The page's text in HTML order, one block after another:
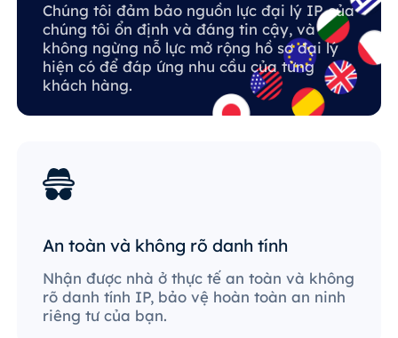
Chúng tôi đảm bảo nguồn lực đại lý IP của
chúng tôi ổn định và đáng tin cậy, và
không ngừng nỗ lực mở rộng hồ sơ đại lý
hiện có để đáp ứng nhu cầu của từng
khách hàng.
An toàn và không rõ danh tính
Nhận được nhà ở thực tế an toàn và không
rõ danh tính IP, bảo vệ hoàn toàn an ninh
riêng tư của bạn.